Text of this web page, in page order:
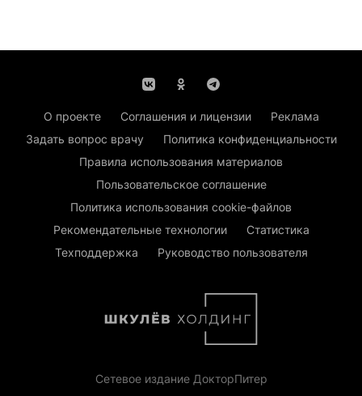
О проекте Соглашения и лицензии
Реклама
Задать вопрос врачу
Политика конфиденциальности
Правила использования материалов
Пользовательское соглашение
Политика использования cookie-файлов
Рекомендательные технологии
Статистика
Техподдержка
Руководство пользователя
Сетевое издание ДокторПитер